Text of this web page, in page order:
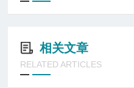
相关文章
RELATED ARTICLES